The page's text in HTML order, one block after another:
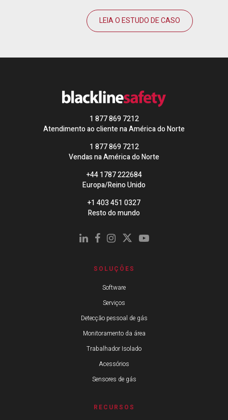
LEIA O ESTUDO DE CASO
1 877 869 7212
Atendimento ao cliente na América do Norte
1 877 869 7212
Vendas na América do Norte
+44 1787 222684
Europa/Reino Unido
+1 403 451 0327
Resto do mundo
SOLUÇÕES
Software
Serviços
Detecção pessoal de gás
Monitoramento da área
Trabalhador Isolado
Acessórios
Sensores de gás
RECURSOS